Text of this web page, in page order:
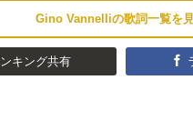
Gino Vannelliの歌詞一覧を
キング共有